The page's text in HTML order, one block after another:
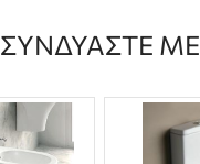
ΣΥΝΔΥΑΣΤΕ ΜΕ